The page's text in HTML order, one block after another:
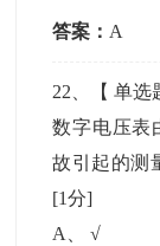
答案： A
22 、【单选
数字电压表
故引起的测
[1分]
A
、√